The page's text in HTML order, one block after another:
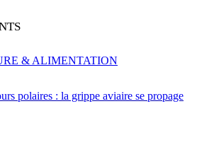
polaires : la grippe aviaire se propage
& ALIMENTATION